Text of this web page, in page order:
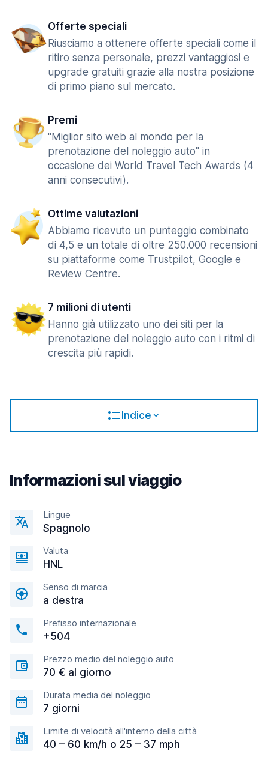
Offerte speciali
Riusciamo a ottenere offerte speciali come il
ritiro senza personale, prezzi vantaggiosi e
upgrade gratuiti grazie alla nostra posizione
di primo piano sul mercato.
Premi
"Miglior sito web al mondo per la
prenotazione del noleggio auto" in
occasione dei World Travel Tech Awards (4
anni consecutivi).
Ottime valutazioni
Abbiamo ricevuto un punteggio combinato
di 4,5 e un totale di oltre 250.000 recensioni
su piattaforme come Trustpilot, Google e
Review Centre.
7 milioni di utenti
Hanno già utilizzato uno dei siti per la
prenotazione del noleggio auto con i ritmi di
crescita più rapidi.
Indice
Informazioni sul viaggio
Lingue
Spagnolo
Valuta
HNL
Senso di marcia
a destra
Prefisso internazionale
+504
Prezzo medio del noleggio auto
70 € al giorno
Durata media del noleggio
7 giorni
Limite di velocità all'interno della città
40 – 60 km/h o 25 – 37 mph